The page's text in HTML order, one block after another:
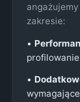
zakresie:
•
•